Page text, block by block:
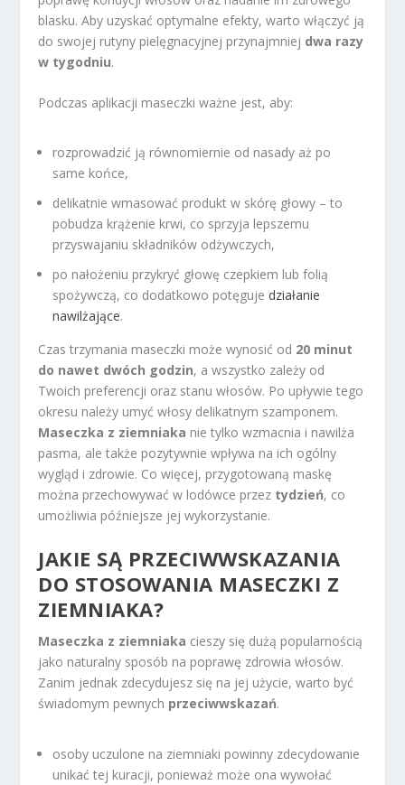
blasku. Aby uzyskać optymalne efekty, warto włączyć ją
do swojej rutyny pielęgnacyjnej przynajmniej dwa razy
w tygodniu.
Podczas aplikacji maseczki ważne jest, aby:
rozprowadzić ją równomiernie od nasady aż po
same końce,
delikatnie wmasować produkt w skórę głowy – to
pobudza krążenie krwi, co sprzyja lepszemu
przyswajaniu składników odżywczych,
po nałożeniu przykryć głowę czepkiem lub folią
spożywczą, co dodatkowo potęguje działanie
nawilżające.
Czas trzymania maseczki może wynosić od 20 minut
do nawet dwóch godzin, a wszystko zależy od
Twoich preferencji oraz stanu włosów. Po upływie tego
okresu należy umyć włosy delikatnym szamponem.
Maseczka z ziemniaka nie tylko wzmacnia i nawilża
pasma, ale także pozytywnie wpływa na ich ogólny
wygląd i zdrowie. Co więcej, przygotowaną maskę
można przechowywać w lodówce przez tydzień, co
umożliwia późniejsze jej wykorzystanie.
JAKIE SĄ PRZECIWWSKAZANIA
DO STOSOWANIA MASECZKI Z
ZIEMNIAKA?
Maseczka z ziemniaka cieszy się dużą popularnością
jako naturalny sposób na poprawę zdrowia włosów.
Zanim jednak zdecydujesz się na jej użycie, warto być
świadomym pewnych przeciwwskazań.
osoby uczulone na ziemniaki powinny zdecydowanie
unikać tej kuracji, ponieważ może ona wywołać